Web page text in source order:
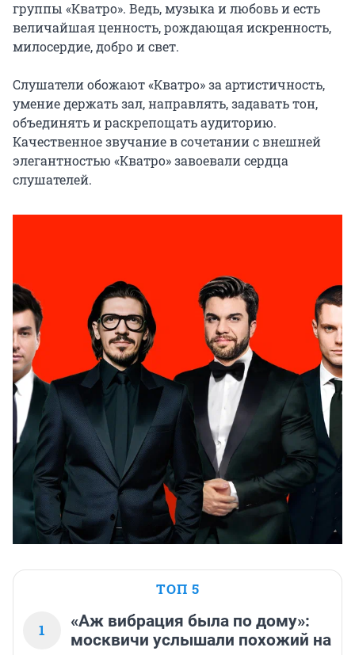
группы «Кватро». Ведь, музыка и любовь и есть
величайшая ценность, рождающая искренность,
милосердие, добро и свет.
Слушатели обожают «Кватро» за артистичность,
умение держать зал, направлять, задавать тон,
объединять и раскрепощать аудиторию.
Качественное звучание в сочетании с внешней
элегантностью «Кватро» завоевали сердца
слушателей.
ТОП 5
1
«Аж вибрация была по дому»:
москвичи услышали похожий на